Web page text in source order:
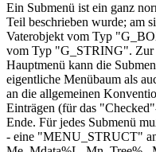
Ein Submenü ist ein ganz
Teil beschrieben wurde; am
Vaterobjekt vom Typ
vom Typ "G_STRING". Zur
Hauptmenü kann die
eigentliche Menübaum als
an die allgemeinen
Einträgen (für das
Ende. Für jedes Submenü
- eine "MENU_STRUCT"